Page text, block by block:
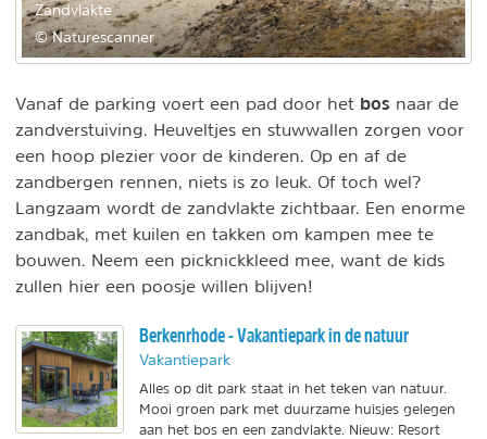
Zandvlakte
© Naturescanner
Vanaf de parking voert een pad door het bos naar de
zandverstuiving. Heuveltjes en stuwwallen zorgen voor
een hoop plezier voor de kinderen. Op en af de
zandbergen rennen, niets is zo leuk. Of toch wel?
Langzaam wordt de zandvlakte zichtbaar. Een enorme
zandbak, met kuilen en takken om kampen mee te
bouwen. Neem een picknickkleed mee, want de kids
zullen hier een poosje willen blijven!
Berkenrhode - Vakantiepark in de natuur
Vakantiepark
Alles op dit park staat in het teken van natuur.
Mooi groen park met duurzame huisjes gelegen
aan het bos en een zandvlakte. Nieuw: Resort